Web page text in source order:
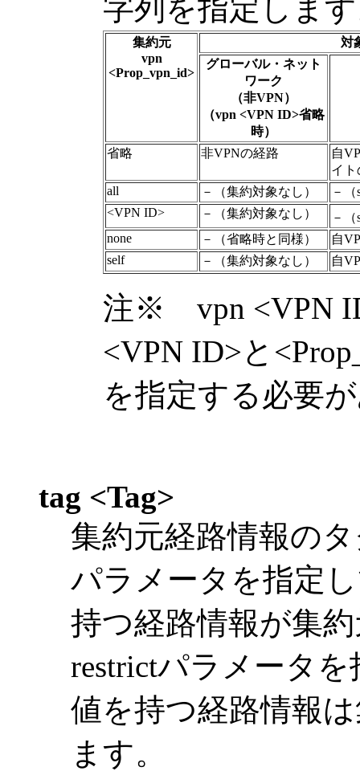
字列を指定しま
集約元
vpn
<Prop_vpn_id>
対
グローバル・ネット
ワーク
（非VPN）
（vpn <VPN ID>省略
時）
省略
非VPNの経路
自
イト
all
－（集約対象なし）
－
<VPN ID>
－（集約対象なし）
－
none
－（省略時と同様）
自
self
－（集約対象なし） 自
注※ vpn <VPN
<VPN ID>と
を指定する必要
tag <Tag>
集約元経路情報の
パラメータを指定
持つ経路情報が集
restrictパラメータ
値を持つ経路情報
ます。